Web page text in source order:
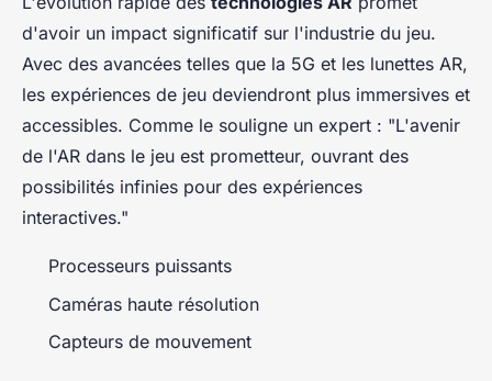
d'avoir un impact significatif sur l'industrie du jeu.
Avec des avancées telles que la 5G et les lunettes AR,
les expériences de jeu deviendront plus immersives et
accessibles. Comme le souligne un expert : "L'avenir
de l'AR dans le jeu est prometteur, ouvrant des
possibilités infinies pour des expériences
interactives."
Processeurs puissants
Caméras haute résolution
Capteurs de mouvement